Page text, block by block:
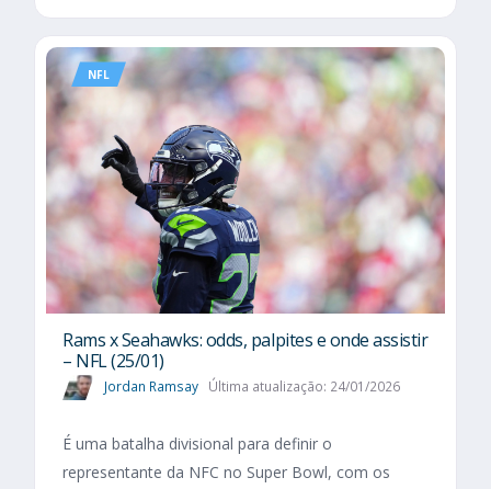
NFL
Rams x Seahawks: odds, palpites e onde assistir
– NFL (25/01)
Jordan Ramsay Última atualização: 24/01/2026
É uma batalha divisional para definir o
representante da NFC no Super Bowl, com os